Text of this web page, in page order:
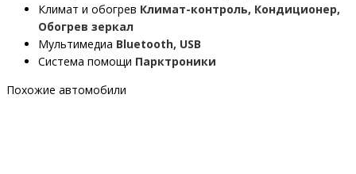
Климат и обогрев Климат-контроль, Кондиционер,
Обогрев зеркал
Мультимедиа Bluetooth, USB
Система помощи Парктроники
Похожие автомобили